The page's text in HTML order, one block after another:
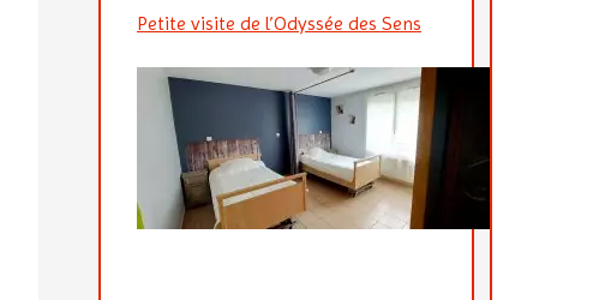
Petite visite de l’Odyssée des Sens